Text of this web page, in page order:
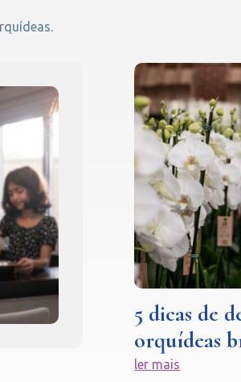
5 dicas de
orquídeas
ler mais